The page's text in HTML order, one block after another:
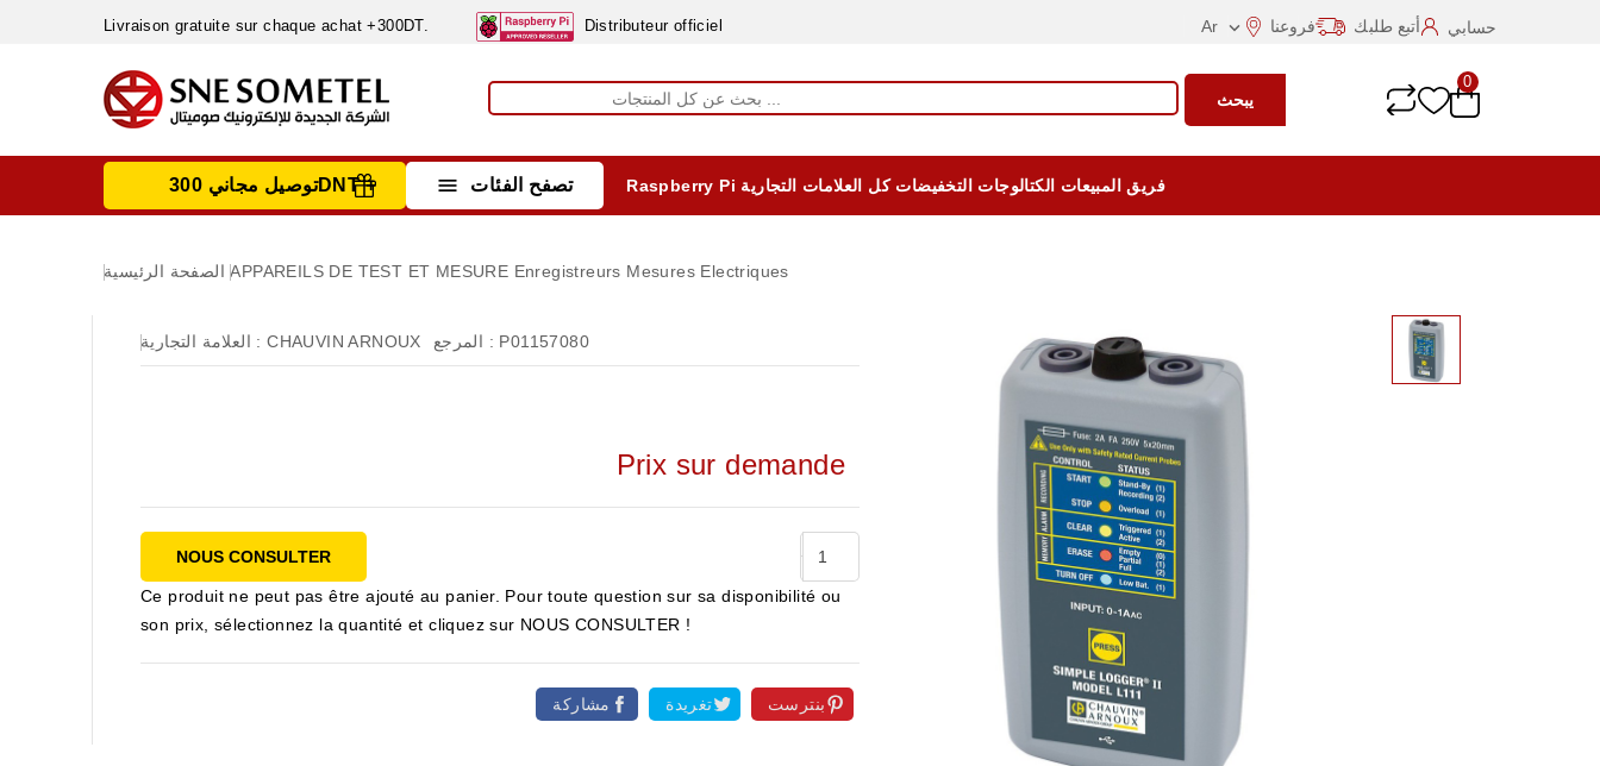
Livraison gratuite sur chaque achat +300DT. Distributeur officiel Ar  فروعنا أتبع طلبك حسابي
يبحث
0
 تصفح الفئات Raspberry Pi كل العلامات التجارية التخفيضات الكتالوجات فريق المبيعات توصيل مجاني 300DNT +
الصفحة الرئيسية APPAREILS DE TEST ET MESURE Enregistreurs Mesures Electriques
العلامة التجارية : CHAUVIN ARNOUX المرجع : P01157080
Prix sur demande
NOUS CONSULTER
Ce produit ne peut pas être ajouté au panier. Pour toute question sur sa disponibilité ou
son prix, sélectionnez la quantité et cliquez sur NOUS CONSULTER !
مشاركة تغريدة بنترست